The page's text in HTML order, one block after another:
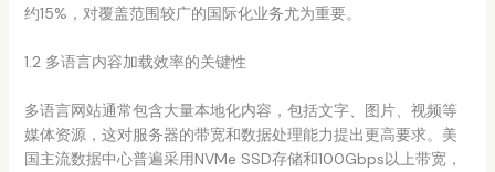
约15%，对覆盖范围较广的国际化业务尤为重要。
1.2 多语言内容加载效率的关键性
多语言网站通常包含大量本地化内容，包括文字、图片、视频等
媒体资源，这对服务器的带宽和数据处理能力提出更高要求。美
国主流数据中心普遍采用NVMe SSD存储和100Gbps以上带宽，